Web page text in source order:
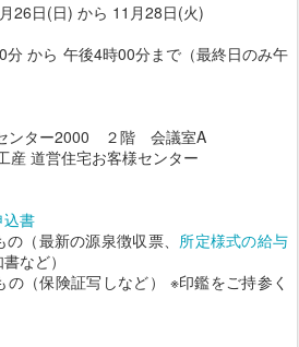
26日(日) から 11月28日(火)
分 から 午後4時00分まで（最終日のみ午
ンター2000 ２階 会議室A
道営住宅お客様センター
込書
（最新の源泉徴収票、 所定様式の給与
など）
（保険証写しなど） ※印鑑をご持参く